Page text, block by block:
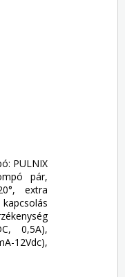
PULNIX
pár,
extra
0,5A),
12Vdc),